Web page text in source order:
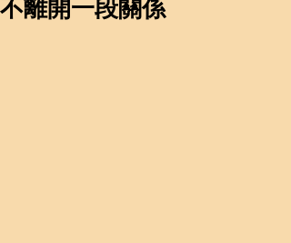
不離開一段關係